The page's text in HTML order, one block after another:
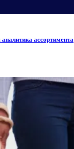
ассортимента